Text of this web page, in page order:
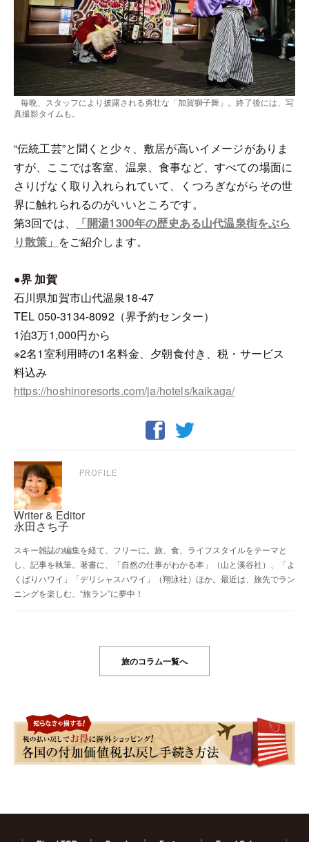
毎晩、スタッフにより披露される勇壮な「加賀獅子舞」。終了後には、写
真撮影タイムも。
“伝統工芸”と聞くと少々、敷居が高いイメージがありま
すが、ここでは客室、温泉、食事など、すべての場面に
さりげなく取り入れられていて、くつろぎながらその世
界に触れられるのがいいところです。
第3回では、
「開湯1300年の歴史ある山代温泉街をぶら
り散策」 をご紹介します。
●界 加賀
石川県加賀市山代温泉18-47
TEL 050-3134-8092（界予約センター）
1泊3万1,000円から
※2名1室利用時の1名料金、夕朝食付き、税・サービス
料込み
https://hoshinoresorts.com/ja/hotels/kaikaga/
PROFILE
Writer & Editor
永田さち子
スキー雑誌の編集を経て、フリーに。旅、食、ライフスタイルをテーマと
し、記事を執筆。著書に、「自然の仕事がわかる本」（山と溪谷社）、「よ
くばりハワイ」「デリシャスハワイ」（翔泳社）ほか。最近は、旅先でラン
ニングを楽しむ、“旅ラン”に夢中！
旅のコラム一覧へ